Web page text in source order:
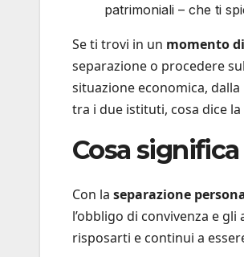
patrimoniali – che ti
Se ti trovi in un momento
separazione o procedere
situazione economica,
tra i due istituti, cosa dice
Cosa
Con la separazione
l’obbligo di convivenza e
risposarti e continui a